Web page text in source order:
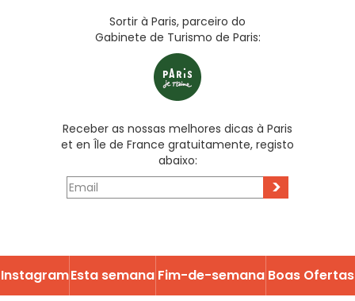
Sortir à Paris, parceiro do
Gabinete de Turismo de Paris:
Receber as nossas melhores dicas à Paris
et en Île de France gratuitamente, registo
abaixo:
>
InstagramEsta semana Fim-de-semana Boas Ofertas